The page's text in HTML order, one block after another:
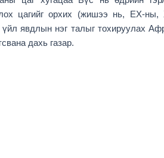
цагийг орхих (жишээ нь, ЕХ-ны,
үйл явдлын нэг талыг тохируулах
дахь газар.